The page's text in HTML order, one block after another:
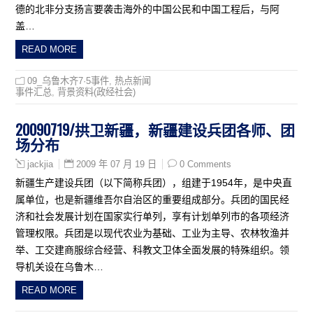
德的北非分支扬言要袭击海外的中国公民和中国工程后，与阿
盖…
READ MORE
09_乌鲁木齐7·5事件 ,热点新闻
事件汇总
背景资料(政经社会)
20090719/拱卫新疆，新疆建设兵团各师、团
场分布
jackjia 2009 年 07 月 19 日 0 Comments
新疆生产建设兵团（以下简称兵团），组建于1954年，是中央直
属单位，也是新疆维吾尔自治区的重要组成部分。兵团的国民经
济和社会发展计划在国家实行单列，享有计划单列市的各项经济
管理权限。兵团是以现代农业为基础、工业为主导、农林牧渔并
举、工交建商服综合经营、科教文卫体全面发展的特殊组织。领
导机关设在乌鲁木…
READ MORE